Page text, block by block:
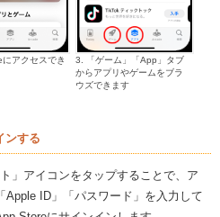
アクセスでき
3. 「ゲーム」「App」タブ
からアプリやゲームをブラ
ウズできます
ンする
」アイコンをタップすることで、ア
Apple ID」「パスワード」を入力して